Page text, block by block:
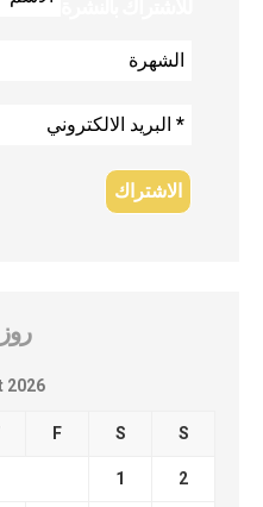
2026
F S S
1 2